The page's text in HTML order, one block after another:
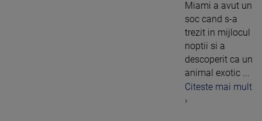
Miami a avut un
soc cand s-a
trezit in mijlocul
noptii si a
descoperit ca un
animal exotic ...
Citeste mai mult
›